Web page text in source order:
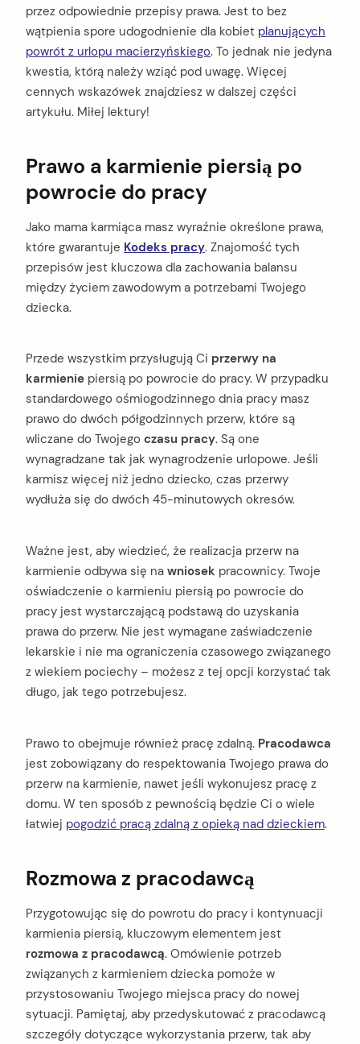
przez odpowiednie przepisy prawa. Jest to bez
wątpienia spore udogodnienie dla kobiet planujących
powrót z urlopu macierzyńskiego. To jednak nie jedyna
kwestia, którą należy wziąć pod uwagę. Więcej
cennych wskazówek znajdziesz w dalszej części
artykułu. Miłej lektury!
Prawo a karmienie piersią po
powrocie do pracy
Jako mama karmiąca masz wyraźnie określone prawa,
które gwarantuje Kodeks pracy. Znajomość tych
przepisów jest kluczowa dla zachowania balansu
między życiem zawodowym a potrzebami Twojego
dziecka.
Przede wszystkim przysługują Ci przerwy na
karmienie piersią po powrocie do pracy. W przypadku
standardowego ośmiogodzinnego dnia pracy masz
prawo do dwóch półgodzinnych przerw, które są
wliczane do Twojego czasu pracy. Są one
wynagradzane tak jak wynagrodzenie urlopowe. Jeśli
karmisz więcej niż jedno dziecko, czas przerwy
wydłuża się do dwóch 45-minutowych okresów.
Ważne jest, aby wiedzieć, że realizacja przerw na
karmienie odbywa się na wniosek pracownicy. Twoje
oświadczenie o karmieniu piersią po powrocie do
pracy jest wystarczającą podstawą do uzyskania
prawa do przerw. Nie jest wymagane zaświadczenie
lekarskie i nie ma ograniczenia czasowego związanego
z wiekiem pociechy – możesz z tej opcji korzystać tak
długo, jak tego potrzebujesz.
Prawo to obejmuje również pracę zdalną. Pracodawca
jest zobowiązany do respektowania Twojego prawa do
przerw na karmienie, nawet jeśli wykonujesz pracę z
domu. W ten sposób z pewnością będzie Ci o wiele
łatwiej pogodzić pracą zdalną z opieką nad dzieckiem.
Rozmowa z pracodawcą
Przygotowując się do powrotu do pracy i kontynuacji
karmienia piersią, kluczowym elementem jest
rozmowa z pracodawcą. Omówienie potrzeb
związanych z karmieniem dziecka pomoże w
przystosowaniu Twojego miejsca pracy do nowej
sytuacji. Pamiętaj, aby przedyskutować z pracodawcą
szczegóły dotyczące wykorzystania przerw, tak aby